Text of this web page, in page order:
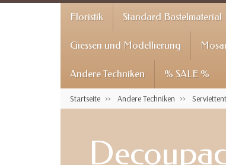
Floristik Standard Bastelmaterial
Giessen und Modellierung
Andere Techniken % SALE %
Startseite Andere Techniken